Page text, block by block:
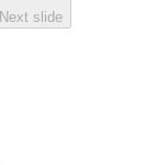
Next slide